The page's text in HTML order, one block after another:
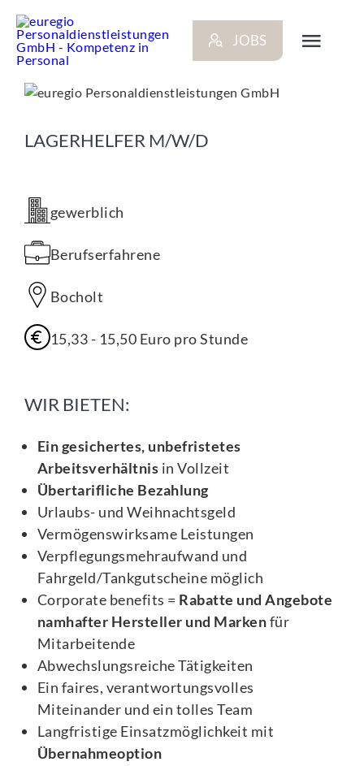
Inhalt
springen
JOBS
NEWS
STANDORTE
KONTAKT
LAGERHELFER M/W/D
gewerblich
Berufserfahrene
Bocholt
15,33 - 15,50 Euro pro Stunde
WIR BIETEN:
Ein gesichertes, unbefristetes
Arbeitsverhältnis in Vollzeit
Übertarifliche Bezahlung
Urlaubs- und Weihnachtsgeld
Vermögenswirksame Leistungen
Verpflegungsmehraufwand und
Fahrgeld/Tankgutscheine möglich
Corporate benefits = Rabatte und Angebote
namhafter Hersteller und Markenfür
Mitarbeitende
Abwechslungsreiche Tätigkeiten
Ein faires, verantwortungsvolles
Miteinander und ein tolles Team
Langfristige Einsatzmöglichkeit mit
Übernahmeoption